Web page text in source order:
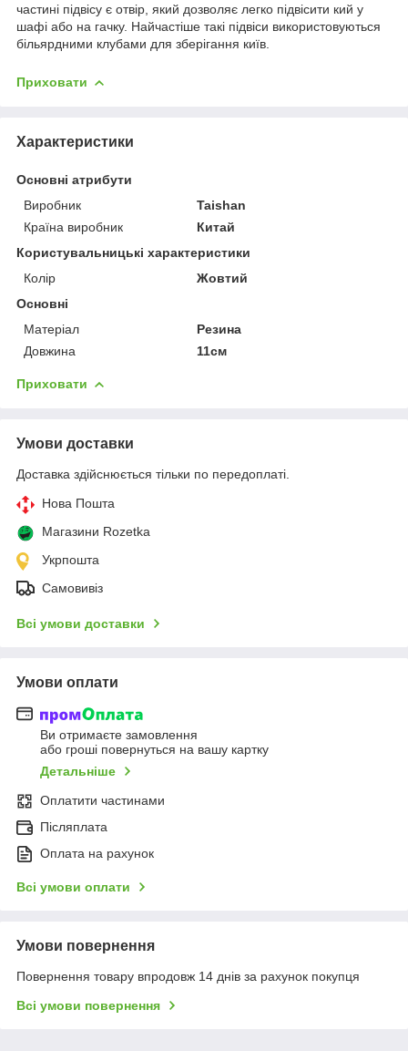
частині підвісу є отвір, який дозволяє легко підвісити кий у
шафі або на гачку. Найчастіше такі підвіси використовуються
більярдними клубами для зберігання київ.
Приховати
Характеристики
Основні атрибути
Виробник
Taishan
Країна виробник
Китай
Користувальницькі характеристики
Колір
Жовтий
Основні
Матеріал
Резина
Довжина
11см
Приховати
Умови доставки
Доставка здійснюється тільки по передоплаті.
Нова Пошта
Магазини Rozetka
Укрпошта
Самовивіз
Всі умови доставки
Умови оплати
Ви отримаєте замовлення
або гроші повернуться на вашу картку
Детальніше
Оплатити частинами
Післяплата
Оплата на рахунок
Всі умови оплати
Умови повернення
Повернення товару впродовж 14 днів за рахунок покупця
Всі умови повернення